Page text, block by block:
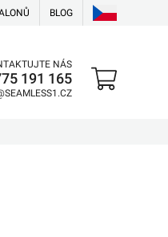
BLOG
NÁS
191 165